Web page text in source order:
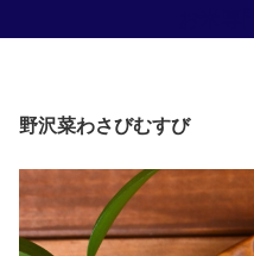
野沢菜わさびむすび